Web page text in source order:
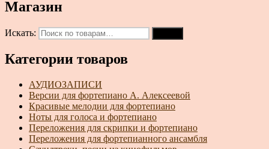
Магазин
Искать:
Категории товаров
АУДИОЗАПИСИ
Версии для фортепиано А. Алексеевой
Красивые мелодии для фортепиано
Ноты для голоса и фортепиано
Переложения для скрипки и фортепиано
Переложения для фортепианного ансамбля